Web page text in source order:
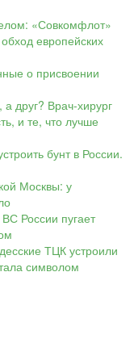
«Совкомфлот»
европейских
о присвоении
друг? Врач-хирург
и те, что лучше
бунт в России.
Москвы: у
России пугает
ТЦК устроили
символом